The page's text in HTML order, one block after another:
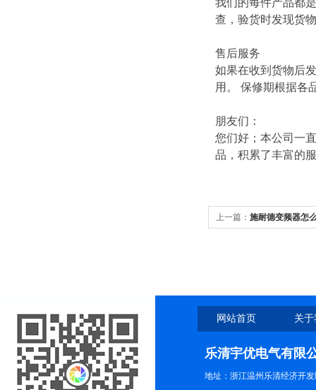
我们的每件产品都
查，验货时发现货
售后服务
如果在收到货物后
用。 保修期根据各
朋友们：
您们好；本公司一
品，积累了丰富的
上一篇： 施耐德变频器怎
网站首页 关
乐清宇优电气有限
地址：浙江温州乐清经济开